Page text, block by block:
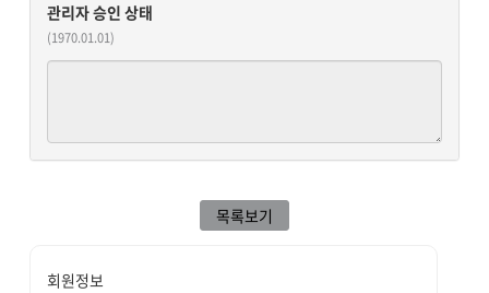
관리자 승인 상태
(1970.01.01)
목록보기
회원정보